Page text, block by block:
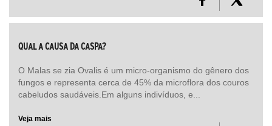
QUAL A CAUSA DA CASPA?
O Malas se zia Ovalis é um micro-organismo do gênero dos
fungos e representa cerca de 45% da microflora dos couros
cabeludos saudáveis.Em alguns indivíduos, e...
Veja mais